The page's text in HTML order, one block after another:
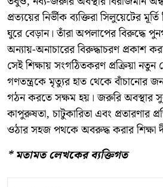
প্রত্যয়ের নির্ভীক ব্যক্তিরা সিলুয়েটের
ঘুরে বেড়ান। তাঁরা অপলাপের বিরুদ্ধে
অন্যায়-অনাচারের বিরুদ্ধাচরণ প্রকাশ
সেই শিক্ষায় সংগঠিতকরণ প্রক্রিয়া
গণতন্ত্রকে মৃত্যুর হাত থেকে বাঁচানোর
গঠন করতে সক্ষম হয়। জরুরি অবস্থার
কাপুরুষতা, চাটুকারিতা এবং প্রতারণার
ওঠার সহজ পথকে অবরুদ্ধ করার শিক্ষা
* মতামত লেখকের ব্যক্তিগত